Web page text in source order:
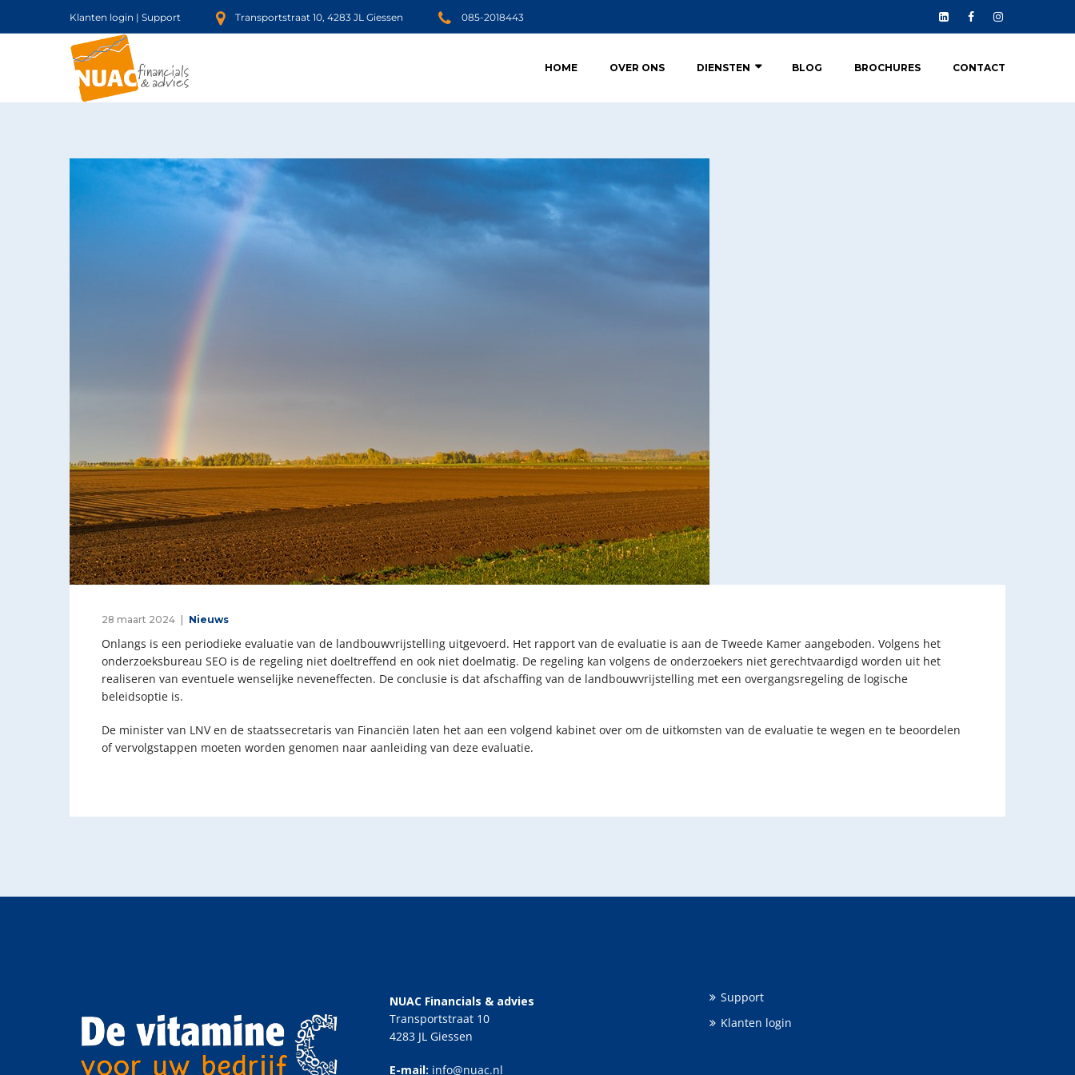
Klanten login | Support Transportstraat 10, 4283 JL Giessen 085-2018443
HOME OVER ONS DIENSTEN BLOG BROCHURES CONTACT
28 maart 2024 Nieuws
Onlangs is een periodieke evaluatie van de landbouwvrijstelling uitgevoerd. Het rapport van de evaluatie is aan de Tweede Kamer aangeboden. Volgens het
onderzoeksbureau SEO is de regeling niet doeltreffend en ook niet doelmatig. De regeling kan volgens de onderzoekers niet gerechtvaardigd worden uit het
realiseren van eventuele wenselijke neveneffecten. De conclusie is dat afschaffing van de landbouwvrijstelling met een overgangsregeling de logische
beleidsoptie is.
De minister van LNV en de staatssecretaris van Financiën laten het aan een volgend kabinet over om de uitkomsten van de evaluatie te wegen en te beoordelen
of vervolgstappen moeten worden genomen naar aanleiding van deze evaluatie.
NUAC Financials & advies
Transportstraat 10
4283 JL Giessen
E-mail: info@nuac.nl
Support
Klanten login